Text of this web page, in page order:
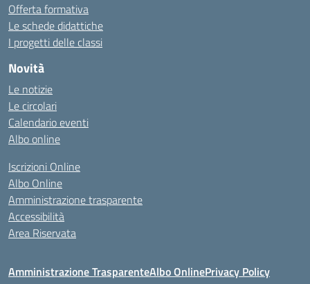
Offerta formativa
Le schede didattiche
I progetti delle classi
Novità
Le notizie
Le circolari
Calendario eventi
Albo online
Iscrizioni Online
Albo Online
Amministrazione trasparente
Accessibilità
Area Riservata
Amministrazione TrasparenteAlbo OnlinePrivacy Policy